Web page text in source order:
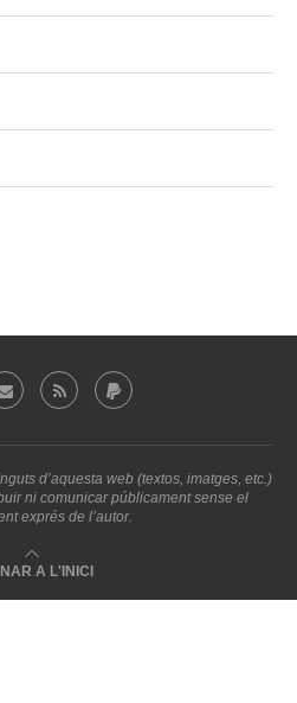
d’aquesta web (textos, imatges, etc.)
ni comunicar públicament sense el
exprés de l’autor.
A L'INICI